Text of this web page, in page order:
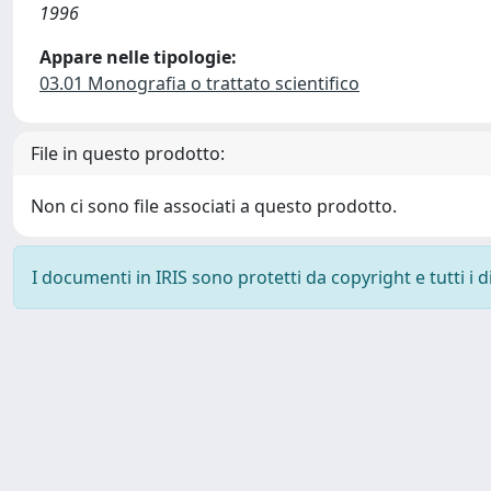
1996
Appare nelle tipologie:
03.01 Monografia o trattato scientifico
File in questo prodotto:
Non ci sono file associati a questo prodotto.
I documenti in IRIS sono protetti da copyright e tutti i